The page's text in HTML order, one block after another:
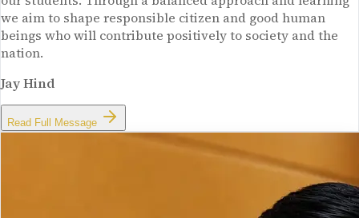
we aim to shape responsible citizen and good human
beings who will contribute positively to society and the
nation.
Jay Hind
Read Full Message